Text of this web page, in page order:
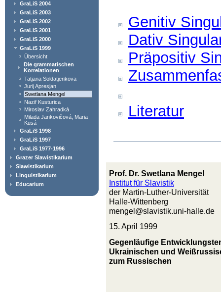
GraLiS 2004
GraLiS 2003
GraLiS 2002
GraLiS 2001
GraLiS 2000
GraLiS 1999
Übersicht
Die grammatischen
Korrelationen
Tatjana Soldatjenkova
Jurij Apresjan
Swetlana Mengel
Nazif Kusturica
Miroslav Zahradká
Milada Jankovičová, Maria
Kusá
GraLiS 1998
GraLiS 1997
GraLiS 1977-1996
Grazer Slawistikarium
Slawistikarium
Linguistikarium
Educarium
Genitiv
Dativ
Präpositiv
Literatur
Prof. Dr. Swetlana Mengel
Institut für Slavistik
der Martin-Luther-Universität
Halle-Wittenberg
mengel@slavistik.uni-halle.de
15. April 1999
Gegenläufige
Ukrainischen und
zum Russischen